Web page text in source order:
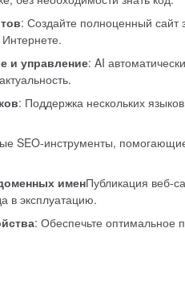
: Создайте полноценный
и управление: AI
: Поддержка нескольких
SEO-инструменты,
именПубликация веб-
в эксплуатацию.
: Обеспечьте оптимальное